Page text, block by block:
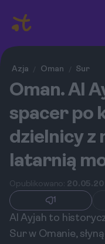
Azja / Oman / Sur
Oman. Al
spacer po
dzielnicy z
latarnią
Opublikowano:
1
Al Ayjah to
Sur w Omanie,